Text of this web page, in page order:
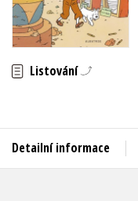
Auto - moto
Beletrie pro děti
Beletrie pro dospělé
Listování
Detailní informace